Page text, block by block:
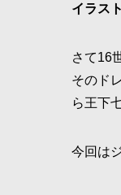
イラス
さて16
そのド
ら王下
今回は